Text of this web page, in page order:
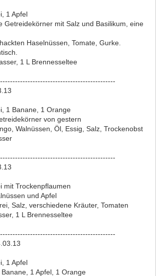
1 Apfel
Getreidekörner mit Salz und Basilikum, eine
Haselnüssen, Tomate, Gurke.
1 L Brennesseltee
1 Banane, 1 Orange
von gestern
Walnüssen, Öl, Essig, Salz, Trockenobst
mit Trockenpflaumen
und Apfel
Salz, verschiedene Kräuter, Tomaten
1 L Brennesseltee
1 Apfel
1 Apfel, 1 Orange